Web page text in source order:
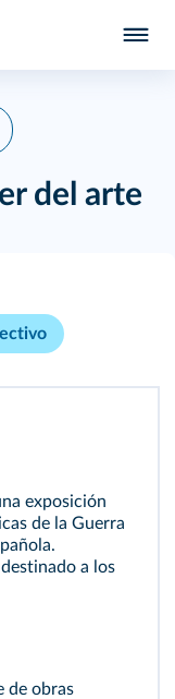
del arte
exposición
de la Guerra
a los
de obras